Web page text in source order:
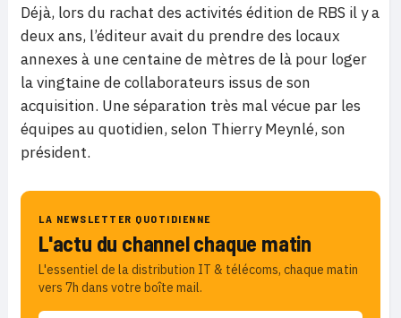
Déjà, lors du rachat des activités édition de RBS il y a
deux ans, l’éditeur avait du prendre des locaux
annexes à une centaine de mètres de là pour loger
la vingtaine de collaborateurs issus de son
acquisition. Une séparation très mal vécue par les
équipes au quotidien, selon Thierry Meynlé, son
président.
LA NEWSLETTER QUOTIDIENNE
L'actu du channel chaque matin
L'essentiel de la distribution IT & télécoms, chaque matin
vers 7h dans votre boîte mail.